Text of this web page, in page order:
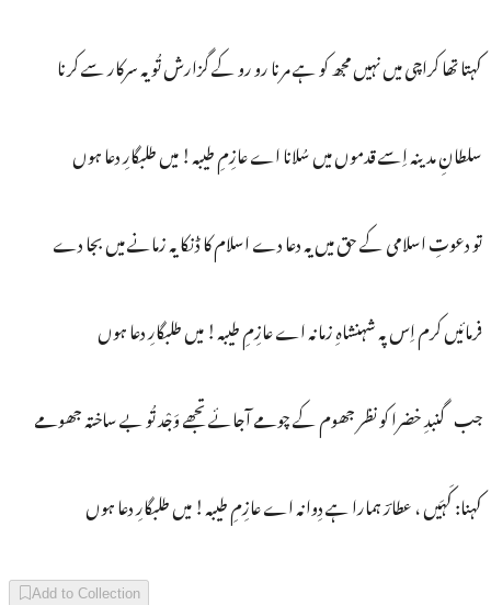
کہتا تھا کراچی میں نہیں مجھ کو ہے مرنا رو رو کے گزارش تُو یہ سرکار سے کرنا
سلطانِ مدینہ اِسے قدموں میں سُلانا اے عازِمِ طیبہ! میں طلبگارِ دعا ہوں
تو دعوتِ اسلامی کے حق میں یہ دعا دے اسلام کا ڈنکا یہ زمانے میں بجا دے
فرمائیں کرم اِس پہ شہنشاہِ زمانہ اے عازِمِ طیبہ! میں طلبگارِ دعا ہوں
جب گنبدِ خضرا کو نظر جھوم کے چومے آجائے تجھے وَجْد تُو بے ساختہ جھومے
کہنا: کَہَیں ، عطارؔ ہمارا ہے دِوانہ اے عازِمِ طیبہ! میں طلبگارِ دعا ہوں
Add to Collection